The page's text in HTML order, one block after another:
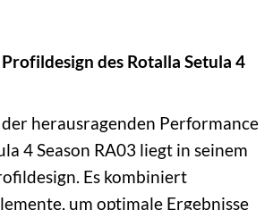
des Rotalla Setula 4
herausragenden Performance
4 Season RA03 liegt in seinem
Es kombiniert
um optimale Ergebnisse